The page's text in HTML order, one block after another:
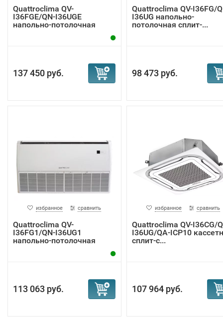
Quattroclima QV-
I36FGE/QN-I36UGE
напольно-потолочная
137 450 руб.
Quattroclima QV-I36FG/
I36UG напольно-
потолочная сплит-...
98 473 руб.
избранное сравнить
Quattroclima QV-
I36FG1/QN-I36UG1
напольно-потолочная
113 063 руб.
избранное сравнить
Quattroclima QV-I36CG/
I36UG/QA-ICP10
сплит-с...
107 964 руб.